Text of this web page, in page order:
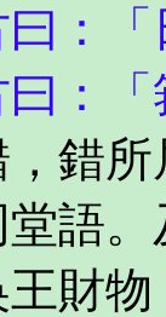
「
「
所
語
財